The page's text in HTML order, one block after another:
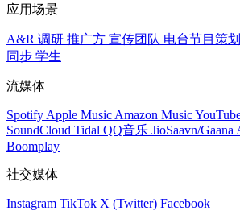
应用场景
A&R 调研 推广方 宣传团队 电台节目策划
同步 学生
流媒体
Spotify Apple Music Amazon Music
SoundCloud Tidal QQ音乐 JioSaavn/Gaana
Boomplay
社交媒体
Instagram TikTok X (Twitter) Facebook